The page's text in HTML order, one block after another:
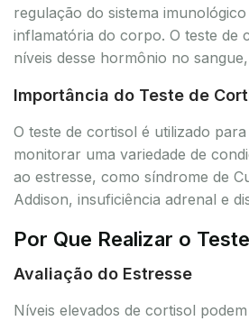
regulação do sistema
inflamatória do corpo. O teste de
níveis desse hormônio no
Importância do Teste de
O teste de cortisol é utilizado
monitorar uma variedade de
ao estresse, como síndrome de
Addison, insuficiência adrenal e
Por Que Realizar o
Avaliação do Estresse
Níveis elevados de cortisol